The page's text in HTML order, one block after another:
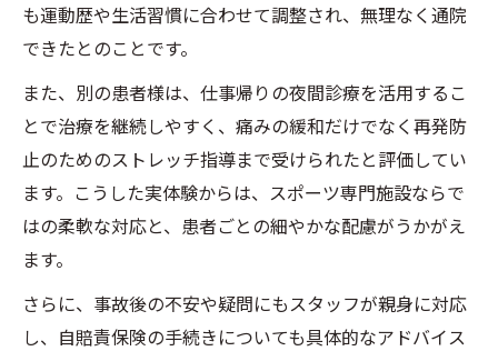
も運動歴や生活習慣に合わせて調整され、無理なく通院
できたとのことです。
また、別の患者様は、仕事帰りの夜間診療を活用するこ
とで治療を継続しやすく、痛みの緩和だけでなく再発防
止のためのストレッチ指導まで受けられたと評価してい
ます。こうした実体験からは、スポーツ専門施設ならで
はの柔軟な対応と、患者ごとの細やかな配慮がうかがえ
ます。
さらに、事故後の不安や疑問にもスタッフが親身に対応
し、自賠責保険の手続きについても具体的なアドバイス